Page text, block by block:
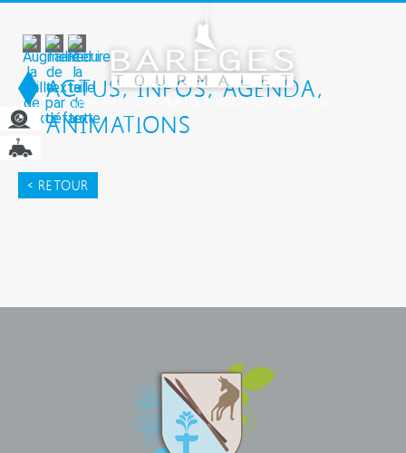
ACTUS, INFOS, AGENDA,
ANIMATIONS
< RETOUR